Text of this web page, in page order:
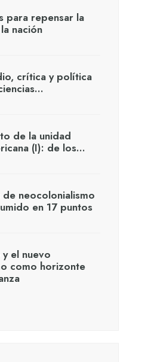
para repensar la
nación
crítica y política
de la unidad
(I): de los…
neocolonialismo
en 17 puntos
el nuevo
como horizonte